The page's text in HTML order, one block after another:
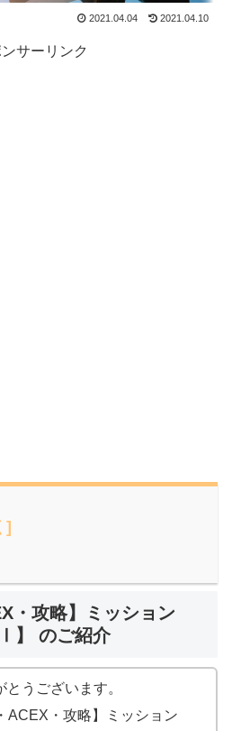
2021.04.04 2021.04.10
サーリンク
・攻略】ミッション
】 のご紹介
とうございます。
ACEX・攻略】ミッション